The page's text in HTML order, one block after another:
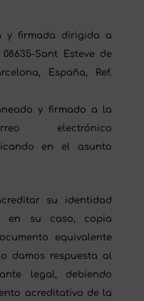
y firmada dirigida a
Sant Esteve de
España, Ref.
y firmado a la
electrónico
en el asunto
su identidad
en su caso, copia
equivalente
damos respuesta al
legal, debiendo
acreditativo de la